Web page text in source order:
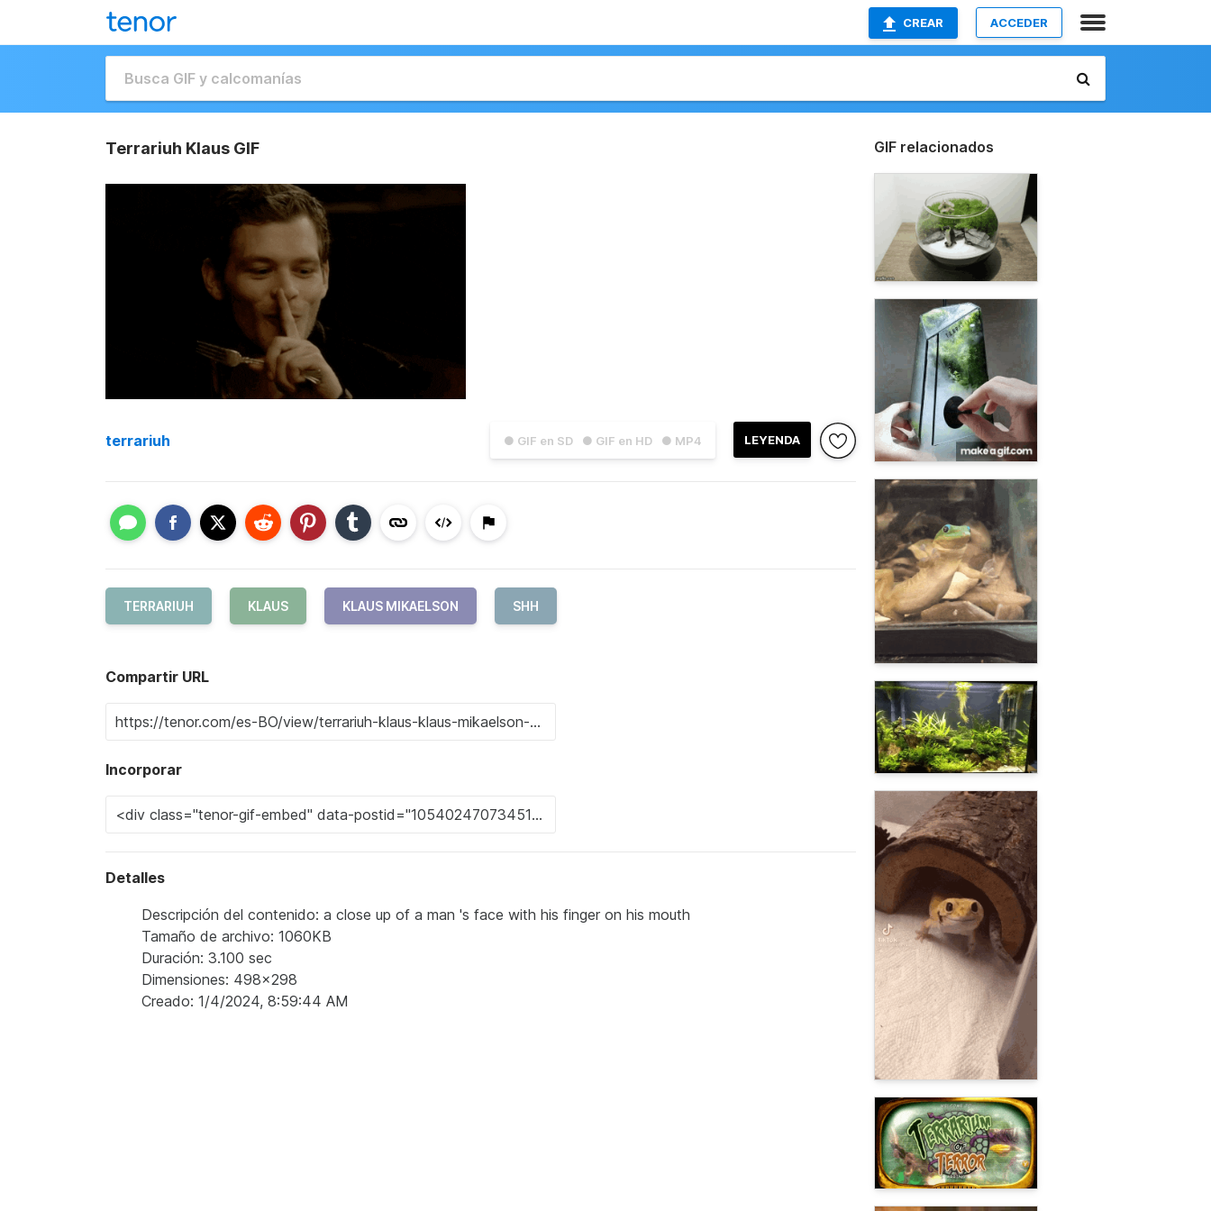
CREAR ACCEDER
Terrariuh Klaus GIF
● GIF en SD ● GIF en HD ● MP4 LEYENDA
terrariuh
TERRARIUH KLAUS KLAUS MIKAELSON SHH
Compartir URL
Incorporar
Detalles
Descripción del contenido: a close up of a man 's face with his finger on his mouth
Tamaño de archivo: 1060KB
Duración: 3.100 sec
Dimensiones: 498x298
Creado: 1/4/2024, 8:59:44 AM
GIF relacionados